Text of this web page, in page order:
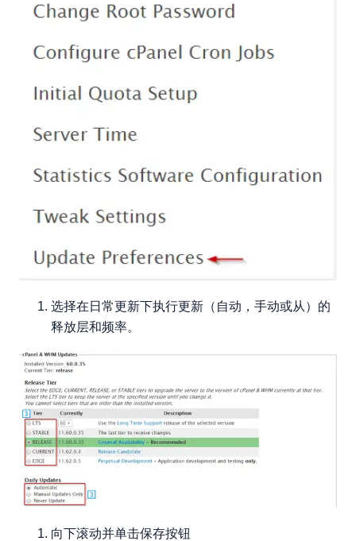
选择在日常更新下执行更新（自动，手动或从）的
释放层和频率。
向下滚动并单击保存按钮